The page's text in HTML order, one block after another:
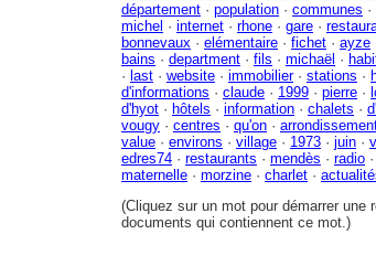
département · population · communes ·
michel · internet · rhone · gare ·
bonnevaux · elémentaire · fichet · ayze
bains · department · fils · michaël ·
· last · website · immobilier· stations ·
d'informations · claude · 1999 · pierre ·
d'hyot · hôtels · information · chalets ·
vougy · centres · qu'on ·
value · environs · village · 1973 · juin ·
edres74 · restaurants · mendès · radio ·
maternelle · morzine · charlet ·
(Cliquez sur un mot pour démarrer une
documents qui contiennent ce mot.)